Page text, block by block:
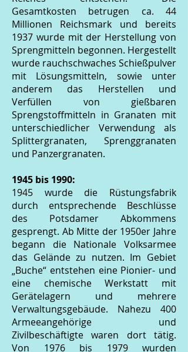
Gesamtkosten betrugen ca. 44
Millionen Reichsmark und bereits
1937 wurde mit der Herstellung von
Sprengmitteln begonnen. Hergestellt
wurde rauchschwaches Schießpulver
mit Lösungsmitteln, sowie unter
anderem das Herstellen und
Verfüllen von gießbaren
Sprengstoffmitteln in Granaten mit
unterschiedlicher Verwendung als
Splittergranaten, Sprenggranaten
und Panzergranaten.
1945 bis 1990:
1945 wurde die Rüstungsfabrik
durch entsprechende Beschlüsse
des Potsdamer Abkommens
gesprengt. Ab Mitte der 1950er Jahre
begann die Nationale Volksarmee
das Gelände zu nutzen. Im Gebiet
„Buche“ entstehen eine Pionier- und
eine chemische Werkstatt mit
Gerätelagern und mehrere
Verwaltungsgebäude. Nahezu 400
Armeeangehörige und
Zivilbeschäftigte waren dort tätig.
Von 1976 bis 1979 wurden